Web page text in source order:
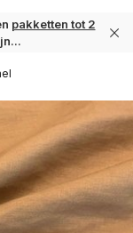
pakketten tot 2